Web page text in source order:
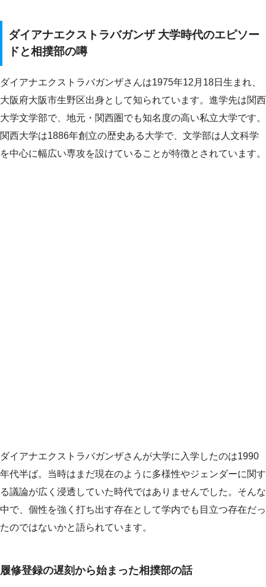
ダイアナエクストラバガンザ 大学時代のエピソー
ドと相撲部の噂
ダイアナエクストラバガンザさんは1975年12月18日生まれ、
大阪府大阪市生野区出身として知られています。進学先は関西
大学文学部で、地元・関西圏でも知名度の高い私立大学です。
関西大学は1886年創立の歴史ある大学で、文学部は人文科学
を中心に幅広い専攻を設けていることが特徴とされています。
ダイアナエクストラバガンザさんが大学に入学したのは1990
年代半ば。当時はまだ現在のように多様性やジェンダーに関す
る議論が広く浸透していた時代ではありませんでした。そんな
中で、個性を強く打ち出す存在として学内でも目立つ存在だっ
たのではないかと語られています。
履修登録の遅刻から始まった相撲部の話